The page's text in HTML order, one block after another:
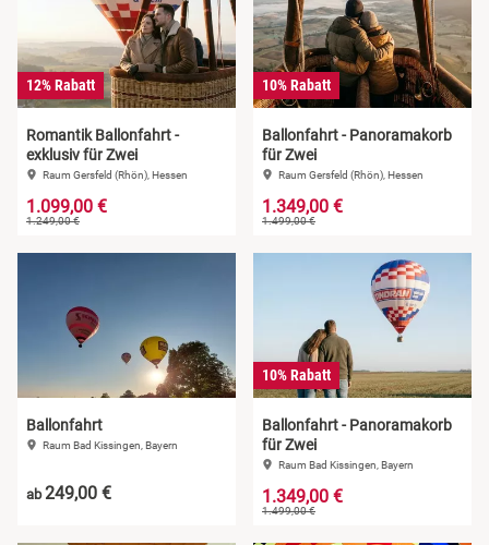
12% Rabatt
Romantik Ballonfahrt -
exklusiv für Zwei
Raum Gersfeld (Rhön), Hessen
1.099,00 €
1.249,00 €
10% Rabatt
Ballonfahrt - Panoramakorb
für Zwei
Raum Gersfeld (Rhön), Hessen
1.349,00 €
1.499,00 €
Ballonfahrt
Raum Bad Kissingen, Bayern
ab249,00 €
10% Rabatt
Ballonfahrt - Panoramakorb
für Zwei
Raum Bad Kissingen, Bayern
1.349,00 €
1.499,00 €